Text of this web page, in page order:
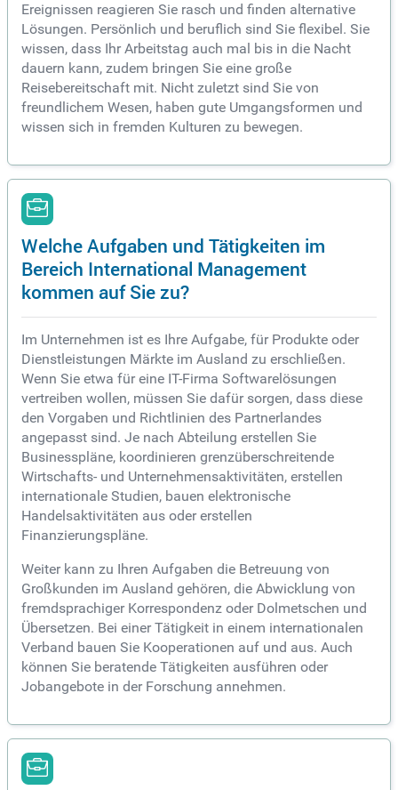
Ereignissen reagieren Sie rasch und finden alternative
Lösungen. Persönlich und beruflich sind Sie flexibel. Sie
wissen, dass Ihr Arbeitstag auch mal bis in die Nacht
dauern kann, zudem bringen Sie eine große
Reisebereitschaft mit. Nicht zuletzt sind Sie von
freundlichem Wesen, haben gute Umgangsformen und
wissen sich in fremden Kulturen zu bewegen.
Welche Aufgaben und Tätigkeiten im
Bereich International Management
kommen auf Sie zu?
Im Unternehmen ist es Ihre Aufgabe, für Produkte oder
Dienstleistungen Märkte im Ausland zu erschließen.
Wenn Sie etwa für eine IT-Firma Softwarelösungen
vertreiben wollen, müssen Sie dafür sorgen, dass diese
den Vorgaben und Richtlinien des Partnerlandes
angepasst sind. Je nach Abteilung erstellen Sie
Businesspläne, koordinieren grenzüberschreitende
Wirtschafts- und Unternehmensaktivitäten, erstellen
internationale Studien, bauen elektronische
Handelsaktivitäten aus oder erstellen
Finanzierungspläne.
Weiter kann zu Ihren Aufgaben die Betreuung von
Großkunden im Ausland gehören, die Abwicklung von
fremdsprachiger Korrespondenz oder Dolmetschen und
Übersetzen. Bei einer Tätigkeit in einem internationalen
Verband bauen Sie Kooperationen auf und aus. Auch
können Sie beratende Tätigkeiten ausführen oder
Jobangebote in der Forschung annehmen.